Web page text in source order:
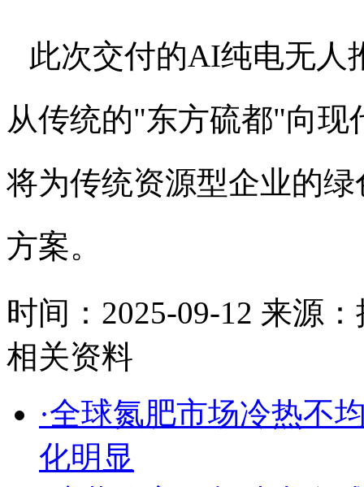
此次交付的AI纯电无人
从传统的"东方硫都"向现
将为传统资源型企业的
方案。
时间：2025-09-12 来源
相关资料
·全球氮肥市场冷热不
化明显